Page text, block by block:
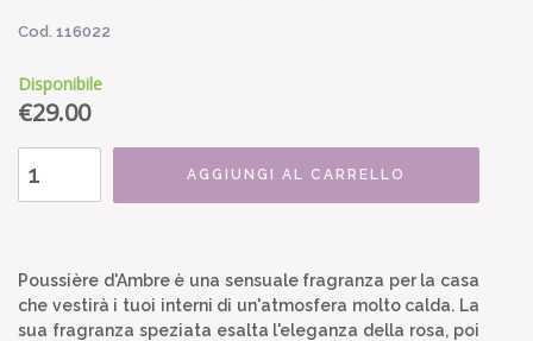
Cod. 116022
Disponibile
€29.00
AGGIUNGI AL CARRELLO
Poussière d'Ambre è una sensuale fragranza per la casa
che vestirà i tuoi interni di un'atmosfera molto calda. La
sua fragranza speziata esalta l'eleganza della rosa, poi